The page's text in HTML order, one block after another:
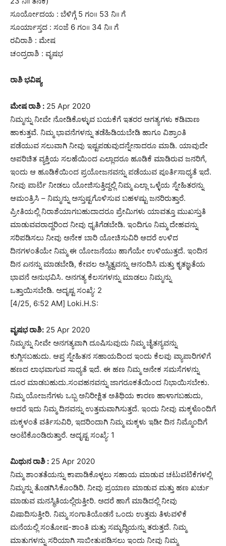
ಸೂರ್ಯೋದಯ : ಬೆಳಿಗ್ಗೆ 5 ಗಂ॥ 53 ನಿ।। ಗೆ
ಸೂರ್ಯಾಸ್ತದ : ಸಂಜೆ 6 ಗಂ॥ 34 ನಿ।। ಗೆ
ರವಿರಾಶಿ : ಮೇಷ
ಚಂದ್ರರಾಶಿ : ವೃಷಭ
ರಾಶಿ ಭವಿಷ್ಯ
ಮೇಷ ರಾಶಿ : 25 Apr 2020
ನಿಮ್ಮನ್ನು ನೀವೇ ನೋಡಿಕೊಳ್ಳುವ ಬಯಕೆಗೆ ಇತರರ ಅಗತ್ಯಗಳು ಕಡಿವಾಣ
ಹಾಕುತ್ತವೆ. ನಿಮ್ಮ ಭಾವನೆಗಳನ್ನು ತಡೆಹಿಡಿಯಬೇಡಿ ಹಾಗೂ ವಿಶ್ರಾಂತಿ
ಪಡೆಯುವ ಸಲುವಾಗಿ ನೀವು ಇಷ್ಟಪಡುವುದನ್ನೇನಾದರೂ ಮಾಡಿ. ಯಾವುದೇ
ಅಪರಿಚಿತ ವ್ಯಕ್ತಿಯ ಸಲಹೆಯಿಂದ ಎಲ್ಲಾದರೂ ಹೂಡಿಕೆ ಮಾಡಿರುವ ಜನರಿಗೆ,
ಇಂದು ಆ ಹೂಡಿಕೆಯಿಂದ ಪ್ರಯೋಜನವನ್ನು ಪಡೆಯುವ ಪೂರ್ತಿಸಾಧ್ಯತೆ ಇದೆ.
ನೀವು ಪಾರ್ಟಿ ನೀಡಲು ಯೋಜಿಸುತ್ತಿದ್ದಲ್ಲಿ ನಿಮ್ಮ ಎಲ್ಲಾ ಒಳ್ಳೆಯ ಸ್ನೇಹಿತರನ್ನು
ಆಮಂತ್ರಿಸಿ – ನಿಮ್ಮನ್ನು ಅಸ್ತುಷ್ಟಗೊಳಿಸುವ ಬಹಳಷ್ಟು ಜನರಿರುತ್ತಾರೆ.
ಪ್ರೀತಿಯಲ್ಲಿ ನಿರಾಶೆಯಾಗಬಹುದಾದರೂ ಪ್ರೇಮಿಗಳು ಯಾವತ್ತೂ ಮುಖಸ್ತುತಿ
ಮಾಡುವವರಾದ್ದರಿಂದ ನೀವು ಧೃತಿಗೆಡಬೇಡಿ. ಇಂದಿಗೂ ನಿಮ್ಮ ದೇಹವನ್ನು
ಸರಿಪಡಿಸಲು ನೀವು ಅನೇಕ ಬಾರಿ ಯೋಚಿಸುವಿರಿ ಆದರೆ ಉಳಿದ
ದಿನಗಳಂತೆಯೇ ನಿಮ್ಮ ಈ ಯೋಜನೆಯು ಹಾಗೆಯೇ ಉಳಿಯುತ್ತದೆ. ಇಂದಿನ
ದಿನ ಏನನ್ನು ಮಾಡಬೇಡಿ, ಕೇವಲ ಅಸ್ಥಿತ್ವವನ್ನು ಆನಂದಿಸಿ ಮತ್ತು ಕೃತಜ್ಞತೆಯ
ಭಾವನೆ ಅನುಭವಿಸಿ. ಅನಗತ್ಯ ಕೆಲಸಗಳನ್ನು ಮಾಡಲು ನಿಮ್ಮನ್ನು
ಒತ್ತಾಯಿಸಬೇಡಿ. ಅದೃಷ್ಟ ಸಂಖ್ಯೆ: 2
[4/25, 6:52 AM] Loki.H.S:
ವೃಷಭ ರಾಶಿ: 25 Apr 2020
ನಿಮ್ಮನ್ನು ನೀವೇ ಅನಗತ್ಯವಾಗಿ ದೂಷಿಸುವುದು ನಿಮ್ಮ ಚೈತನ್ಯವನ್ನು
ಕುಗ್ಗಿಸಬಹುದು. ಆಪ್ತ ಸ್ನೇಹಿತನ ಸಹಾಯದಿಂದ ಇಂದು ಕೆಲವು ವ್ಯಾಪಾರಿಗಳಿಗೆ
ಹಣದ ಲಾಭವಾಗುವ ಸಾಧ್ಯತೆ ಇದೆ. ಈ ಹಣ ನಿಮ್ಮ ಅನೇಕ ಸಮಸೆಗಳನ್ನು
ದೂರ ಮಾಡಬಹುದು.ಸಂವಹನವನ್ನು ಜಾಗರೂಕತೆಯಿಂದ ನಿಭಾಯಿಸಬೇಕು.
ನಿಮ್ಮ ಯೋಜನೆಗಳು ಒಬ್ಬ ಅನಿರೀಕ್ಷಿತ ಅತಿಥಿಯ ಕಾರಣ ಹಾಳಾಗಬಹುದು,
ಆದರೆ ಇದು ನಿಮ್ಮ ದಿನವನ್ನು ಉತ್ತಮವಾಗಿಸುತ್ತದೆ. ಇಂದು ನೀವು ಮಕ್ಕಳೊಂದಿಗೆ
ಮಕ್ಕಳಂತೆ ವರ್ತಿಸುವಿರಿ, ಇದರಿಂದಾಗಿ ನಿಮ್ಮ ಮಕ್ಕಳು ಇಡೀ ದಿನ ನಿಮ್ಮೊಂದಿಗೆ
ಅಂಟಿಕೊಂಡಿರುತ್ತಾರೆ. ಅದೃಷ್ಟ ಸಂಖ್ಯೆ: 1
ಮಿಥುನ ರಾಶಿ : 25 Apr 2020
ನಿಮ್ಮ ಶಾಂತತೆಯನ್ನು ಕಾಪಾಡಿಕೊಳ್ಳಲು ಸಹಾಯ ಮಾಡುವ ಚಟುವಟಿಕೆಗಳಲ್ಲಿ
ನಿಮ್ಮನ್ನು ತೊಡಗಿಸಿಕೊಂಡಿರಿ. ನೀವು ಪ್ರಯಾಣ ಮಾಡುವ ಮತ್ತು ಹಣ ಖರ್ಚು
ಮಾಡುವ ಮನಸ್ಥಿತಿಯಲ್ಲಿರುತ್ತೀರಿ. ಅದರೆ ಹಾಗೆ ಮಾಡಿದಲ್ಲಿ ನೀವು
ವಿಷಾದಿಸುತ್ತೀರಿ. ನಿಮ್ಮ ಸಂಗಾತಿಯೊಡನೆ ಒಂದು ಉತ್ತಮ ತಿಳುವಳಿಕೆ
ಮನೆಯಲ್ಲಿ ಸಂತೋಷ-ಶಾಂತಿ ಮತ್ತು ಸಮೃದ್ಧಿಯನ್ನು ತರುತ್ತದೆ. ನಿಮ್ಮ
ಮಾತುಗಳನ್ನು ಸರಿಯಾಗಿ ಸಾಬೀತುಪಡಿಸಲು ಇಂದು ನೀವು ನಿಮ್ಮ